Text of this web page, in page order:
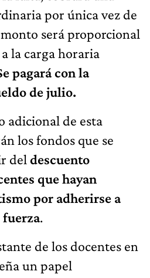
por única vez de
será proporcional
la carga horaria
pagará con la
de julio.
adicional de esta
los fondos que se
deldescuento
que hayan
por adherirse a
fuerza.
de los docentes en
un papel